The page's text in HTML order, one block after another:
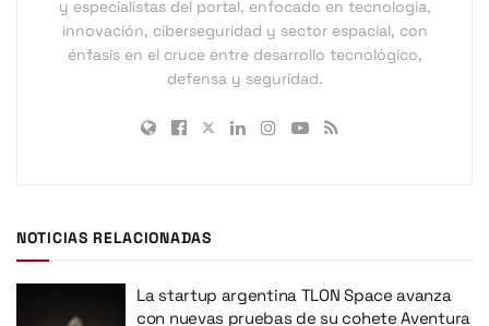
y especialistas del portal, enfocado en tecnología,
innovación, ciberseguridad y sector espacial, con
énfasis en el cruce entre desarrollo tecnológico,
defensa y seguridad.
NOTICIAS RELACIONADAS
La startup argentina TLON Space avanza
con nuevas pruebas de su cohete Aventura